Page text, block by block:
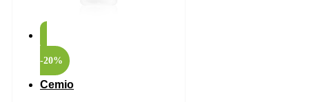
-20%
Cemio